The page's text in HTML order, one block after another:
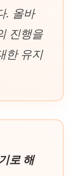
. 올바
진행을
한 유지
로 해